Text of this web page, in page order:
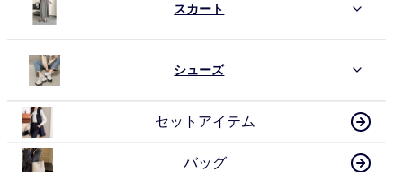
スカート
シューズ
セットアイテム
バッグ